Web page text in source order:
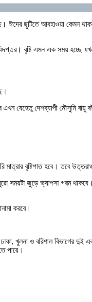
ঈদের ছুটিতে আবহাওয়া কেমন
বৃষ্টি এমন এক সময় হচ্ছে
যেহেতু দেশব্যাপী মৌসুমি বায়ু
বৃষ্টিপাত হবে। তবে
জুড়ে ভ্যাপসা গরম
করবে।
খুলনা ও বরিশাল বিভাগের দুই
পারে।